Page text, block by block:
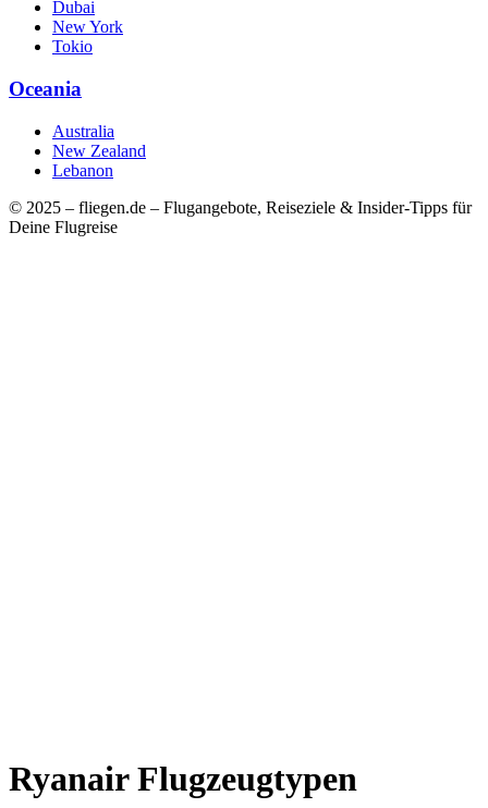
Dubai
New York
Tokio
Oceania
Australia
New Zealand
Lebanon
© 2025 – fliegen.de – Flugangebote, Reiseziele & Insider-Tipps für
Deine Flugreise
Ryanair Flugzeugtypen